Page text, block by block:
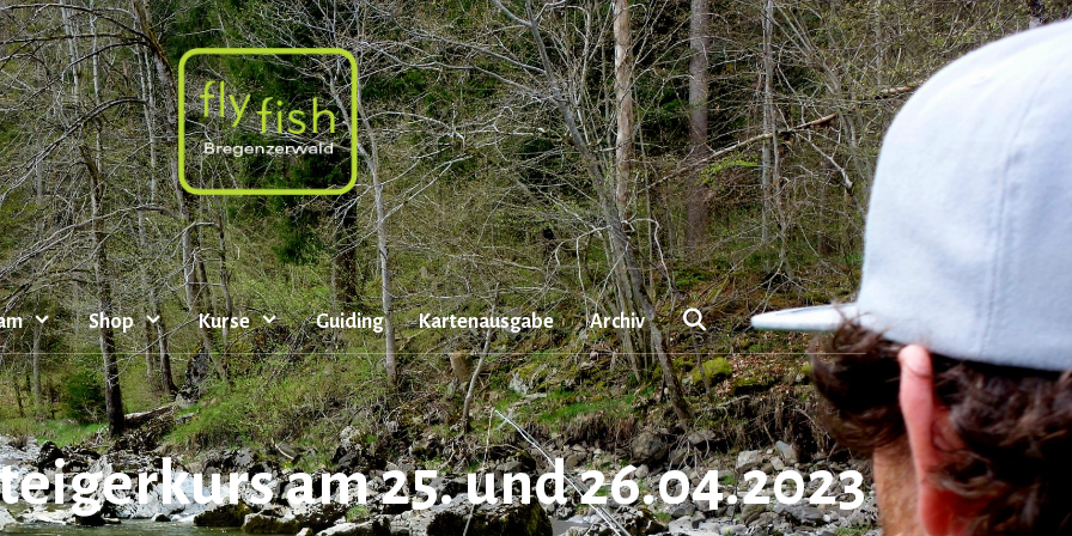
Shop Kurse Guiding Kartenausgabe Archiv
am 25. und 26.04.2023